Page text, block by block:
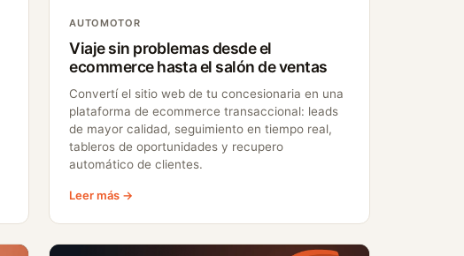
AUTOMOTOR
Viaje sin problemas desde el
ecommerce hasta el salón de ventas
Convertí el sitio web de tu concesionaria en una
plataforma de ecommerce transaccional: leads
de mayor calidad, seguimiento en tiempo real,
tableros de oportunidades y recupero
automático de clientes.
Leer más →